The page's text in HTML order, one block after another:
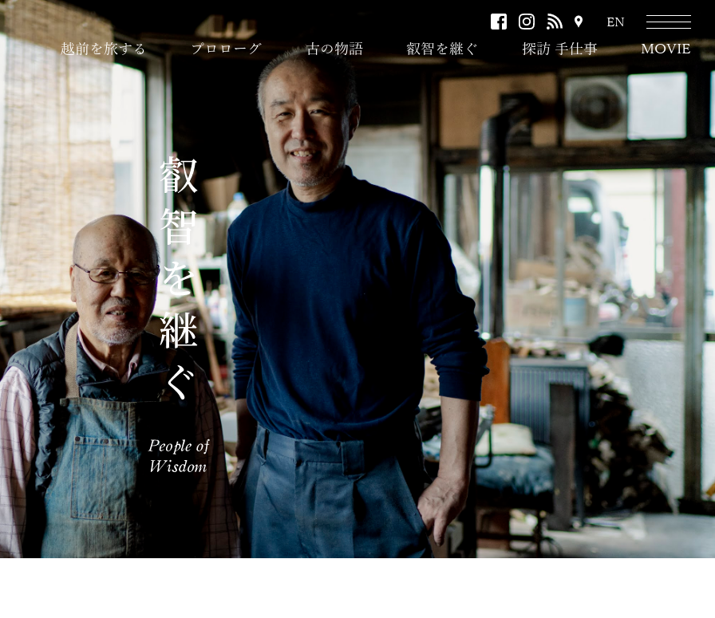
facebookinstagram
RSS
ク
セ
ス
EN
越前を旅する プロローグ 古の物語 叡智を継ぐ 探訪 手仕事 MOVIE